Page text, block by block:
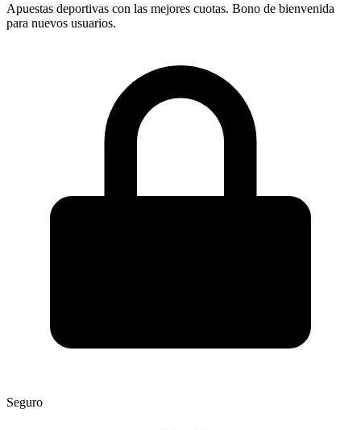
Apuestas deportivas con las mejores cuotas. Bono de bienvenida
para nuevos usuarios.
Seguro